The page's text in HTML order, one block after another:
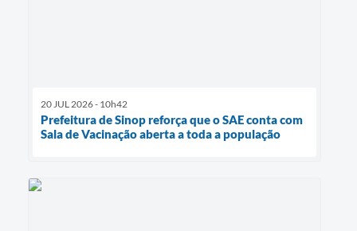
20 JUL 2026 - 10h42
Prefeitura de Sinop reforça que o SAE conta com
Sala de Vacinação aberta a toda a população